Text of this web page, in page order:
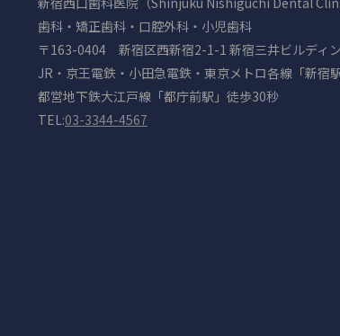
歯科・矯正歯科・口腔外科・小児歯科
〒163-0404 新宿区西新宿2-1-1 新宿三井ビルディ
JR・京王電鉄・小田急電鉄・東京メトロ各線「新宿
都営地下鉄大江戸線「都庁前駅」徒歩30秒
TEL:03-3344-4567